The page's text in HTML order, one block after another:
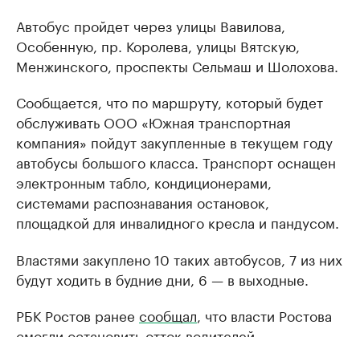
Автобус пройдет через улицы Вавилова,
Особенную, пр. Королева, улицы Вятскую,
Менжинского, проспекты Сельмаш и Шолохова.
Сообщается, что по маршруту, который будет
обслуживать ООО «Южная транспортная
компания» пойдут закупленные в текущем году
автобусы большого класса. Транспорт оснащен
электронным табло, кондиционерами,
системами распознавания остановок,
площадкой для инвалидного кресла и пандусом.
Властями закуплено 10 таких автобусов, 7 из них
будут ходить в будние дни, 6 — в выходные.
РБК Ростов ранее сообщал , что власти Ростова